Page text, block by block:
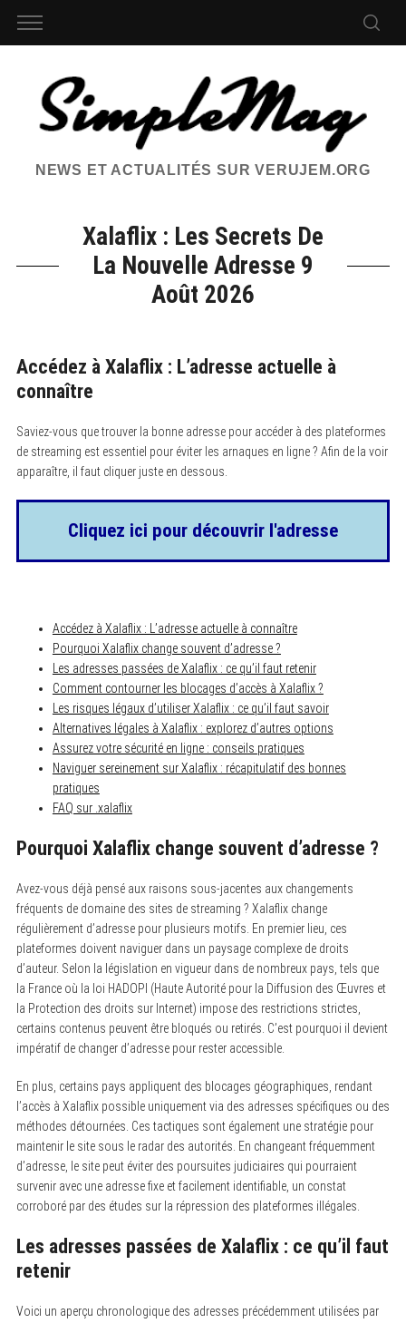
NEWS ET ACTUALITÉS SUR VERUJEM.ORG
Xalaflix : Les Secrets De
La Nouvelle Adresse 9
Août 2026
Accédez à Xalaflix : L’adresse actuelle à
connaître
Saviez-vous que trouver la bonne adresse pour accéder à des plateformes
de streaming est essentiel pour éviter les arnaques en ligne ? Afin de la voir
apparaître, il faut cliquer juste en dessous.
Cliquez ici pour découvrir l'adresse
Accédez à Xalaflix : L’adresse actuelle à connaître
Pourquoi Xalaflix change souvent d’adresse ?
Les adresses passées de Xalaflix : ce qu’il faut retenir
Comment contourner les blocages d’accès à Xalaflix ?
Les risques légaux d’utiliser Xalaflix : ce qu’il faut savoir
Alternatives légales à Xalaflix : explorez d’autres options
Assurez votre sécurité en ligne : conseils pratiques
Naviguer sereinement sur Xalaflix : récapitulatif des bonnes
pratiques
FAQ sur .xalaflix
Pourquoi Xalaflix change souvent d’adresse ?
Avez-vous déjà pensé aux raisons sous-jacentes aux changements
fréquents de domaine des sites de streaming ? Xalaflix change
régulièrement d’adresse pour plusieurs motifs. En premier lieu, ces
plateformes doivent naviguer dans un paysage complexe de droits
d’auteur. Selon la législation en vigueur dans de nombreux pays, tels que
la France où la loi HADOPI (Haute Autorité pour la Diffusion des Œuvres et
la Protection des droits sur Internet) impose des restrictions strictes,
certains contenus peuvent être bloqués ou retirés. C’est pourquoi il devient
impératif de changer d’adresse pour rester accessible.
En plus, certains pays appliquent des blocages géographiques, rendant
l’accès à Xalaflix possible uniquement via des adresses spécifiques ou des
méthodes détournées. Ces tactiques sont également une stratégie pour
maintenir le site sous le radar des autorités. En changeant fréquemment
d’adresse, le site peut éviter des poursuites judiciaires qui pourraient
survenir avec une adresse fixe et facilement identifiable, un constat
corroboré par des études sur la répression des plateformes illégales.
Les adresses passées de Xalaflix : ce qu’il faut
retenir
Voici un aperçu chronologique des adresses précédemment utilisées par